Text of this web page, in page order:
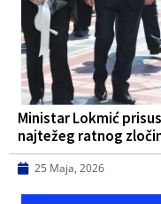
Ministar Lokmić
najtežeg ratnog
25 Maja, 2026